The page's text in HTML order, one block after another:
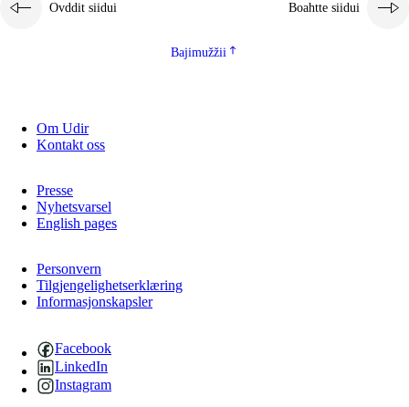
Ovddit siidui Boahtte siidui
Bajimužžii
Om Udir
Kontakt oss
Presse
Nyhetsvarsel
English pages
Personvern
Tilgjengelighetserklæring
Informasjonskapsler
Facebook
LinkedIn
Instagram